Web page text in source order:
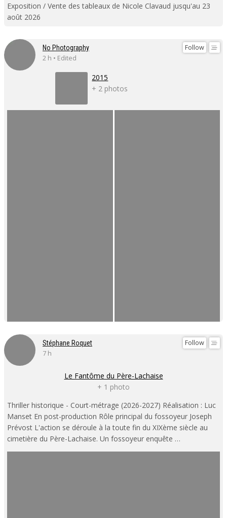
Exposition / Vente des tableaux de Nicole Clavaud jusqu'au 23
août 2026
Follow
No Photography
2 h • Edited
2015
+ 2 photos
Follow
Stéphane Roquet
7 h
Le Fantôme du Père-Lachaise
+ 1 photo
Thriller historique - Court-métrage (2026-2027) Réalisation : Luc
Manset En post-production Rôle principal du fossoyeur Joseph
Prévost L'action se déroule à la toute fin du XIXème siècle au
cimetière du Père-Lachaise. Un fossoyeur enquête …